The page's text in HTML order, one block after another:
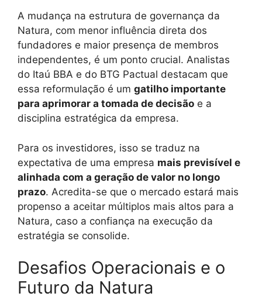
A mudança na estrutura de governança da
Natura, com menor influência direta dos
fundadores e maior presença de membros
independentes, é um ponto crucial. Analistas
do Itaú BBA e do BTG Pactual destacam que
essa reformulação é um gatilho importante
para aprimorar a tomada de decisão e a
disciplina estratégica da empresa.
Para os investidores, isso se traduz na
expectativa de uma empresa mais previsível e
alinhada com a geração de valor no longo
prazo. Acredita-se que o mercado estará mais
propenso a aceitar múltiplos mais altos para a
Natura, caso a confiança na execução da
estratégia se consolide.
Desafios Operacionais e o
Futuro da Natura